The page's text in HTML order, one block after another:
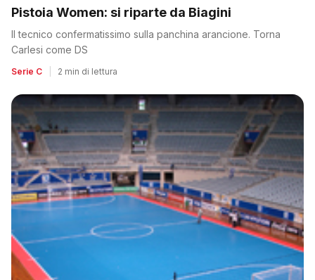
Pistoia Women: si riparte da Biagini
Il tecnico confermatissimo sulla panchina arancione. Torna
Carlesi come DS
Serie C 2 min di lettura